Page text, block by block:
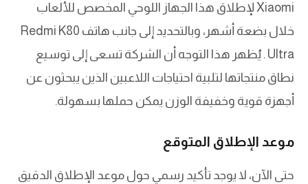
Xiaomi لإطلاق هذا الجهاز اللوحي المخصص للألعاب
خلال بضعة أشهر، وبالتحديد إلى جانب هاتف Redmi K80
Ultra . يُظهر هذا التوجه أن الشركة تسعى إلى توسيع
نطاق منتجاتها لتلبية احتياجات اللاعبين الذين يبحثون عن
أجهزة قوية وخفيفة الوزن يمكن حملها بسهولة.
موعد الإطلاق المتوقع
حتى الآن، لا يوجد تأكيد رسمي حول موعد الإطلاق الدقيق